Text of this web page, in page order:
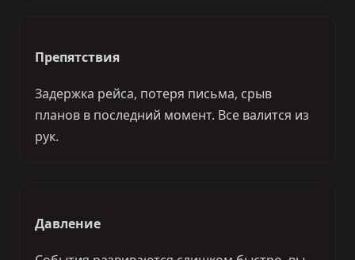
Препятствия
Задержка рейса, потеря письма, срыв
планов в последний момент. Все валится из
рук.
Давление